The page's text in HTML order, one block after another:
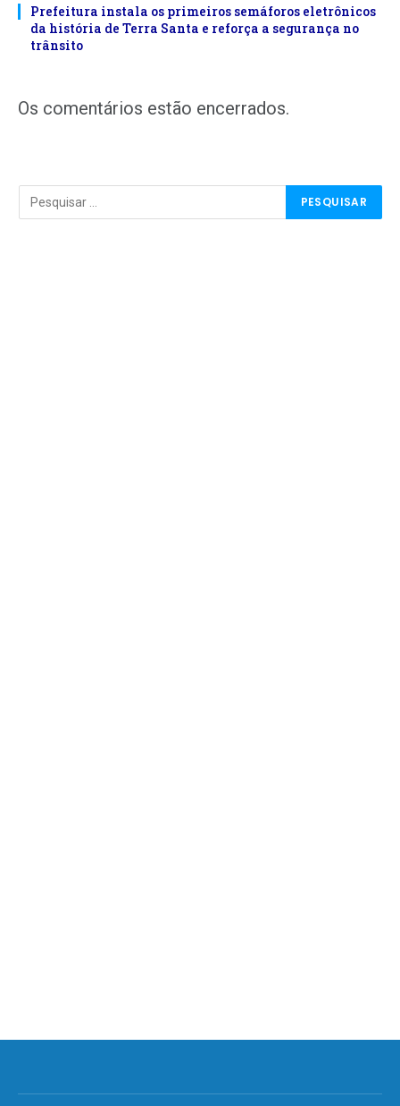
Prefeitura instala os primeiros semáforos eletrônicos
da história de Terra Santa e reforça a segurança no
trânsito
Os comentários estão encerrados.